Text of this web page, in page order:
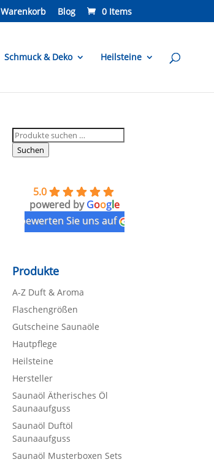
Warenkorb Blog 0 Items
Schmuck & Deko Heilsteine
Suchen
nach:
Suchen
5.0
powered byGoogle
bewerten Sie uns auf
Produkte
A-Z Duft & Aroma
Flaschengrößen
Gutscheine Saunaöle
Hautpflege
Heilsteine
Hersteller
Saunaöl Ätherisches Öl
Saunaaufguss
Saunaöl Duftöl
Saunaaufguss
Saunaöl Musterboxen Sets